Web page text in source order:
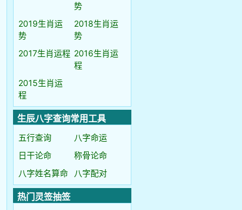
势
2019生肖运
势
2018生肖运
势
2017生肖运程 2016生肖运
程
2015生肖运
程
生辰八字查询常用工具
五行查询
八字命运
日干论命
称骨论命
八字姓名算命
八字配对
热门灵签抽签